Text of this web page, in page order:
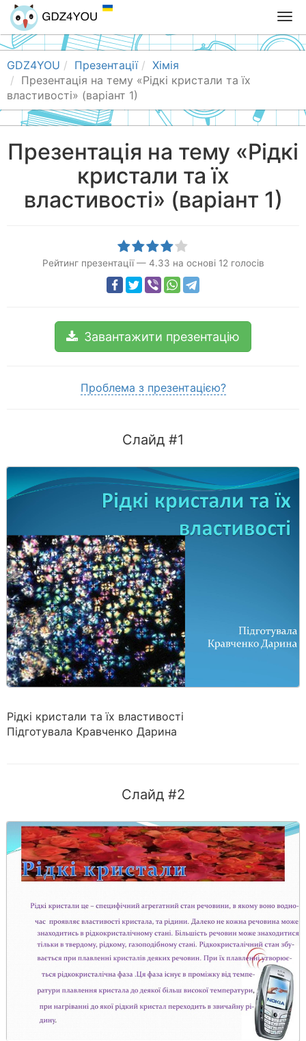
T
o
g
n
a
i
GDZ4YOU Презентації
Хімія
Презентація на тему «Рідкі кристали та їх
властивості» (варіант 1)
Презентація на тему «Рідкі
кристали та їх
властивості» (варіант 1)
Рейтинг презентації — 4.33 на основі 12 голосів
Завантажити презентацію
Проблема з презентацією?
Слайд #1
Рідкі кристали та їх властивості
Підготувала Кравченко Дарина
Слайд #2